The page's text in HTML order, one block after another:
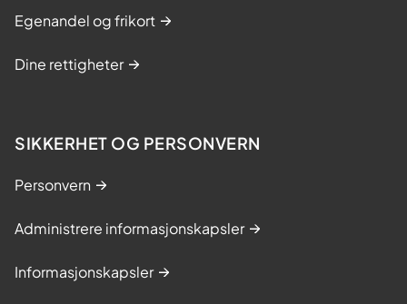
Egenandel og frikort
Dine rettigheter
SIKKERHET OG PERSONVERN
Personvern
Administrere informasjonskapsler
Informasjonskapsler